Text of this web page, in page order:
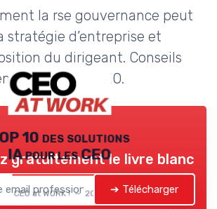
la rse gouvernance peut
stratégie d’entreprise et
du dirigeant. Conseils
pour les CEO.
10 des solutions
IA pour les CEO
CEO at WORK ! — 2026
gratuitement le livre blanc
➔ Télécharger